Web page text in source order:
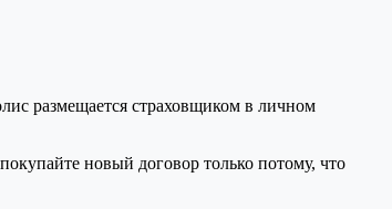
размещается страховщиком в личном
новый договор только потому, что